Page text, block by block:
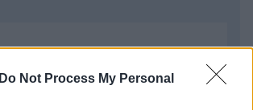
Do Not Process My Personal